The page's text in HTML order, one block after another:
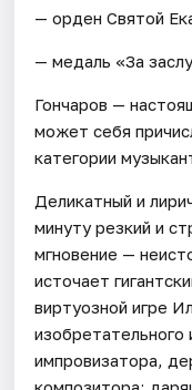
— орден Святой
— медаль «За
Гончаров —
может себя
категории
Деликатный и
минуту резкий и
мгновение —
источает
виртуозной игре
изобретательного
импровизатора,